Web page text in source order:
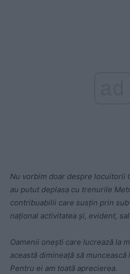
Nu vorbim doar despre locuitorii
au putut deplasa cu trenurile
contribuabilii care susțin prin
național activitatea și, evident,
Oamenii onești care lucrează la
această dimineață să
Pentru ei am toată aprecierea.